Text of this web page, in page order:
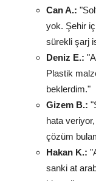
Can A.:
yok. Şehir
sürekli şarj
Deniz E.:
Plastik
beklerdim."
Gizem B.:
hata
çözüm
Hakan K.:
sanki at